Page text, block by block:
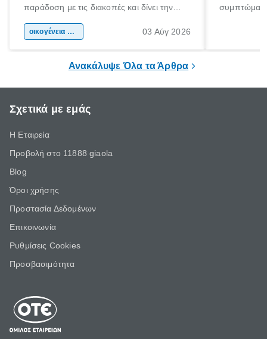
παράδοση με τις διακοπές και δίνει την
χώρας. Είτε πρόκειται για λίγες μέρες
οικογένεια & παιδί 03 Αύγ 2026
Ανακάλυψε Όλα τα Άρθρα
Σχετικά με εμάς
Η Εταιρεία
Προβολή στο 11888 giaola
Blog
Όροι χρήσης
Προστασία Δεδομένων
Επικοινωνία
Ρυθμίσεις Cookies
Προσβασιμότητα